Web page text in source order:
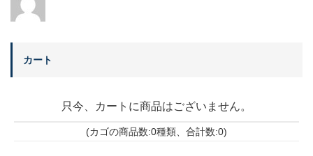
カート
只今、カートに商品はございません。
(カゴの商品数:0種類、合計数:0)